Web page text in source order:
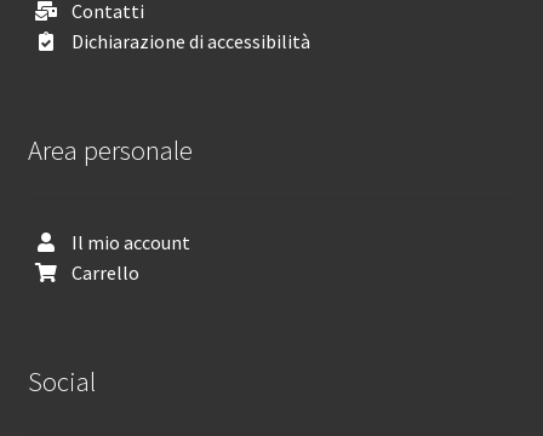
Contatti
Dichiarazione di accessibilità
Area personale
Il mio account
Carrello
Social